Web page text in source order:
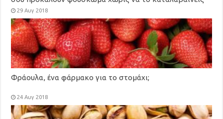
29 Αυγ 2018
Φράουλα, ένα φάρμακο για το στομάχι;
24 Αυγ 2018